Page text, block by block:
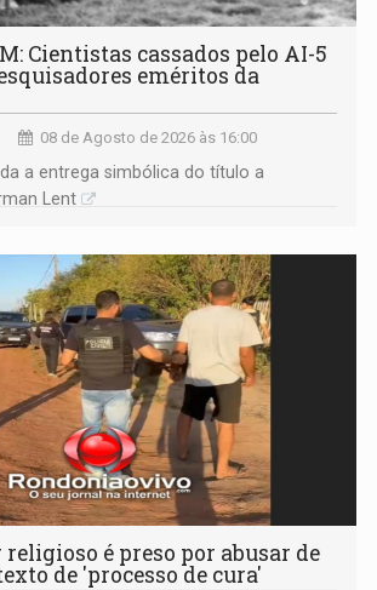
Cientistas cassados pelo AI-5
eméritos da
08 de Agosto de 2026 às 16:00
a entrega simbólica do título a
Lent
religioso é preso por abusar de
de 'processo de cura'